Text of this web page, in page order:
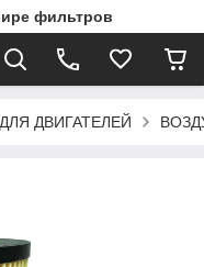
фильтров
ДВИГАТЕЛЕЙ